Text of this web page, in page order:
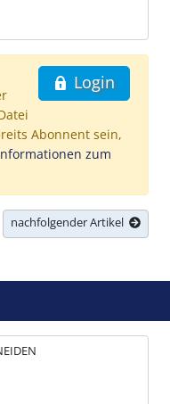
Login
Abonnent sein,
zum
nachfolgender Artikel